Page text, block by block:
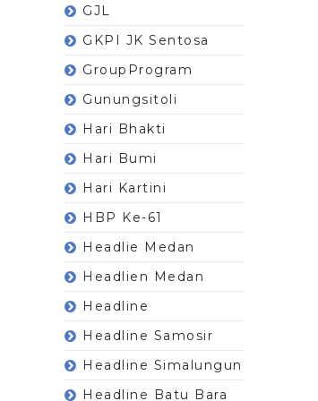
GJL
GKPI JK Sentosa
GroupProgram
Gunungsitoli
Hari Bhakti
Hari Bumi
Hari Kartini
HBP Ke-61
Headlie Medan
Headlien Medan
Headline
Headline Samosir
Headline Simalungun
Headline Batu Bara